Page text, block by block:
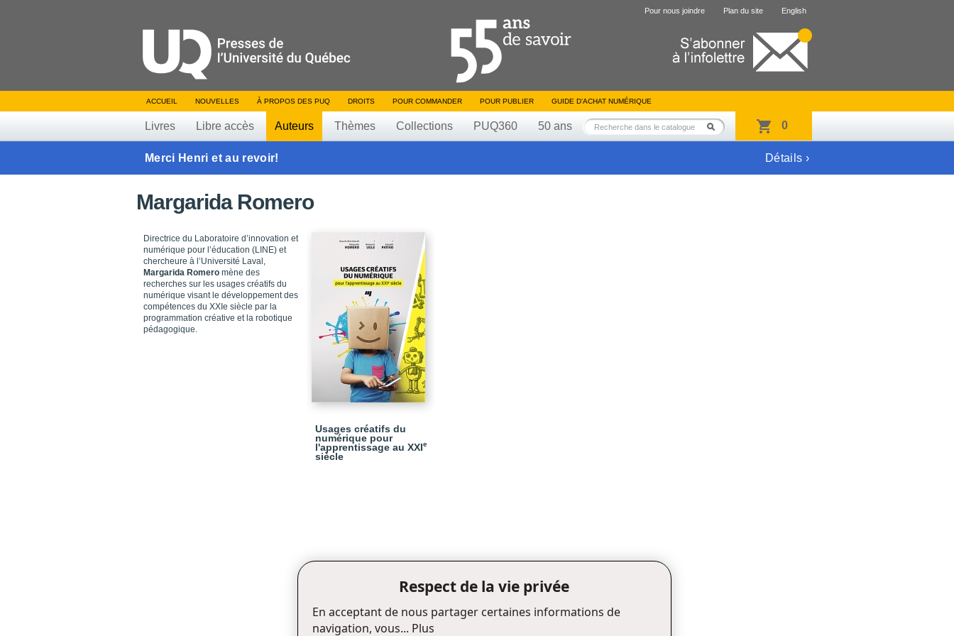
Pour nous joindre Plan du site English
ACCUEIL NOUVELLES À PROPOS DES PUQ DROITS POUR COMMANDER POUR PUBLIER GUIDE D’ACHAT NUMÉRIQUE
Livres Libre accès Auteurs Thèmes Collections PUQ360 50 ans 0
Merci Henri et au revoir! Détails ›
Margarida Romero
Directrice du Laboratoire d’innovation et
numérique pour l’éducation (LINE) et
chercheure à l’Université Laval,
Margarida Romero mène des
recherches sur les usages créatifs du
numérique visant le développement des
compétences du XXIe siècle par la
programmation créative et la robotique
pédagogique.
Usages créatifs du
numérique pour
l'apprentissage au XXIe
siècle
Respect de la vie privée
En acceptant de nous partager certaines informations de
navigation, vous... Plus